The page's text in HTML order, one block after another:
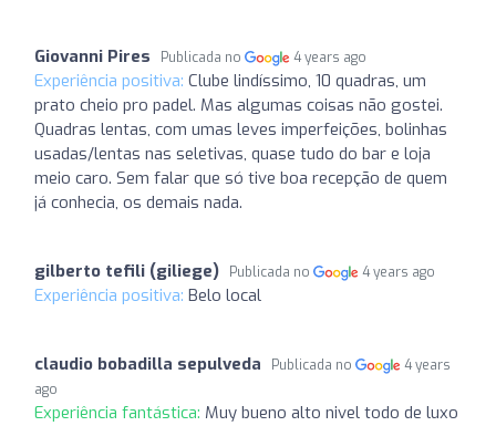
Giovanni Pires Publicada no 4 years ago
Experiência positiva: Clube lindíssimo, 10 quadras, um
prato cheio pro padel. Mas algumas coisas não gostei.
Quadras lentas, com umas leves imperfeições, bolinhas
usadas/lentas nas seletivas, quase tudo do bar e loja
meio caro. Sem falar que só tive boa recepção de quem
já conhecia, os demais nada.
gilberto tefili (giliege) Publicada no 4 years ago
Experiência positiva: Belo local
claudio bobadilla sepulveda Publicada no
4 years
ago
Experiência fantástica: Muy bueno alto nivel todo de luxo